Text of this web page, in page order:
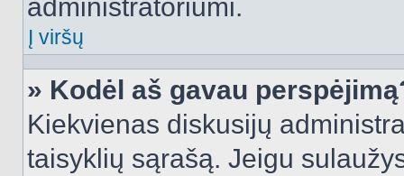
administratoriumi.
Į viršų
» Kodėl aš gavau
Kiekvienas diskusijų
taisyklių sąrašą. Jeigu